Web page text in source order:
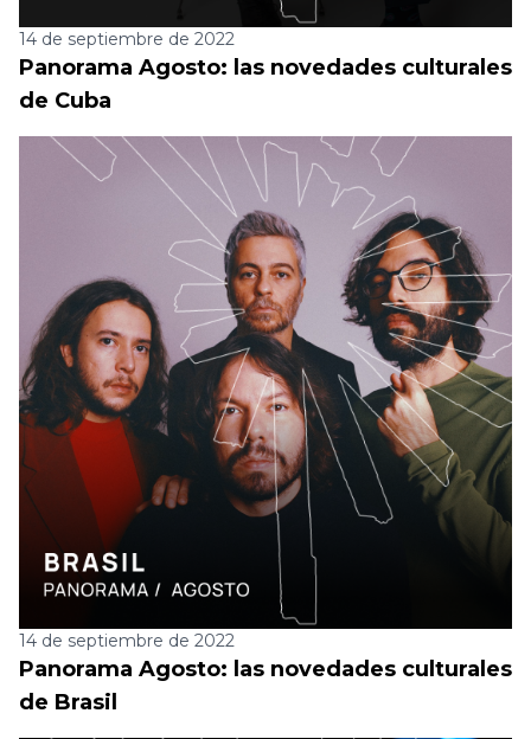
14 de septiembre de 2022
Panorama Agosto: las novedades culturales
de Cuba
14 de septiembre de 2022
Panorama Agosto: las novedades culturales
de Brasil